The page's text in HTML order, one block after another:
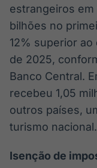
estrangeiros em
bilhões no
12% superior
de 2025,
Banco Central.
recebeu 1,05
outros países,
turismo nacional.
Isenção de